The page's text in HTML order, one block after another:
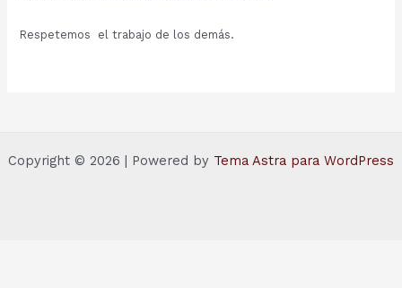
Respetemos el trabajo de los demás.
Copyright © 2026 | Powered by Tema Astra para WordPress